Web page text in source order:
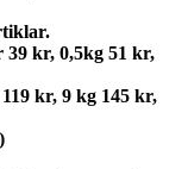
39 kr, 0,5kg 51 kr,
kr, 9 kg 145 kr,